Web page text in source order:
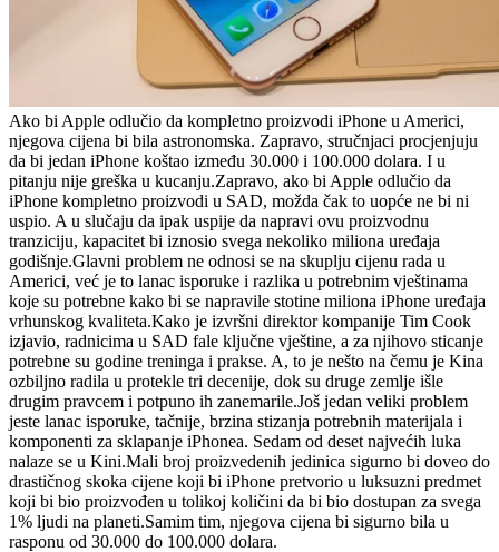
Ako bi Apple odlučio da kompletno proizvodi iPhone u Americi,
njegova cijena bi bila astronomska. Zapravo, stručnjaci procjenjuju
da bi jedan iPhone koštao između 30.000 i 100.000 dolara. I u
pitanju nije greška u kucanju.Zapravo, ako bi Apple odlučio da
iPhone kompletno proizvodi u SAD, možda čak to uopće ne bi ni
uspio. A u slučaju da ipak uspije da napravi ovu proizvodnu
tranziciju, kapacitet bi iznosio svega nekoliko miliona uređaja
godišnje.Glavni problem ne odnosi se na skuplju cijenu rada u
Americi, već je to lanac isporuke i razlika u potrebnim vještinama
koje su potrebne kako bi se napravile stotine miliona iPhone uređaja
vrhunskog kvaliteta.Kako je izvršni direktor kompanije Tim Cook
izjavio, radnicima u SAD fale ključne vještine, a za njihovo sticanje
potrebne su godine treninga i prakse. A, to je nešto na čemu je Kina
ozbiljno radila u protekle tri decenije, dok su druge zemlje išle
drugim pravcem i potpuno ih zanemarile.Još jedan veliki problem
jeste lanac isporuke, tačnije, brzina stizanja potrebnih materijala i
komponenti za sklapanje iPhonea. Sedam od deset najvećih luka
nalaze se u Kini.Mali broj proizvedenih jedinica sigurno bi doveo do
drastičnog skoka cijene koji bi iPhone pretvorio u luksuzni predmet
koji bi bio proizvođen u tolikoj količini da bi bio dostupan za svega
1% ljudi na planeti.Samim tim, njegova cijena bi sigurno bila u
rasponu od 30.000 do 100.000 dolara.